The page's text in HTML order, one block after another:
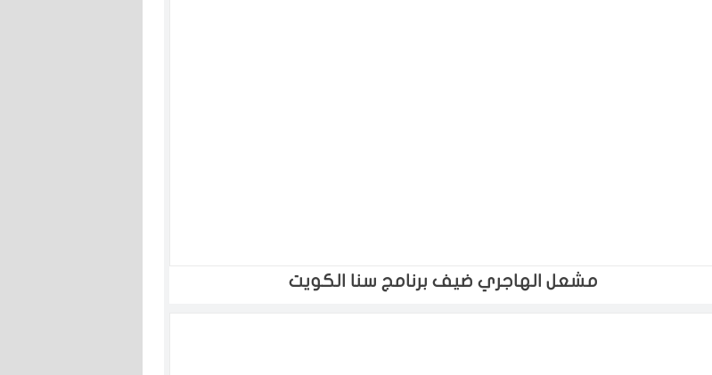
مشعل الهاجري ضيف برنامج ⁧‫سنا الكويت‬⁩‏